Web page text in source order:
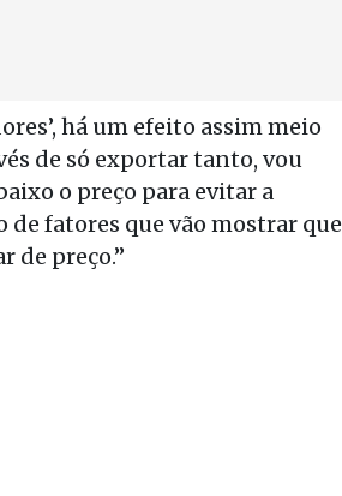
há um efeito assim meio
de só exportar tanto, vou
o preço para evitar a
fatores que vão mostrar que
de preço.”